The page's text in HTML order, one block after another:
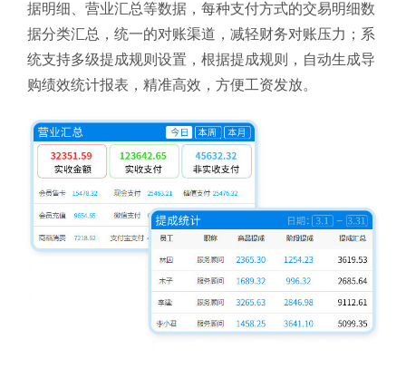
据明细、营业汇总等数据，每种支付方式的交易明细数
据分类汇总，统一的对账渠道，减轻财务对账压力；系
统支持多级提成规则设置，根据提成规则，自动生成导
购绩效统计报表，精准高效，方便工资发放。